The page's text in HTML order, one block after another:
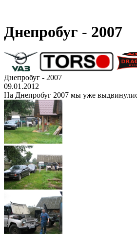
Днепробуг - 2007
Днепробуг - 2007
09.01.2012
На Днепробуг 2007 мы уже